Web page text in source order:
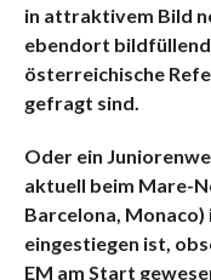
in attraktivem Bild
ebendort
österreichische Re
gefragt sind.
Oder ein
aktuell beim Mare-
Barcelona, Monaco)
eingestiegen ist,
EM am Start